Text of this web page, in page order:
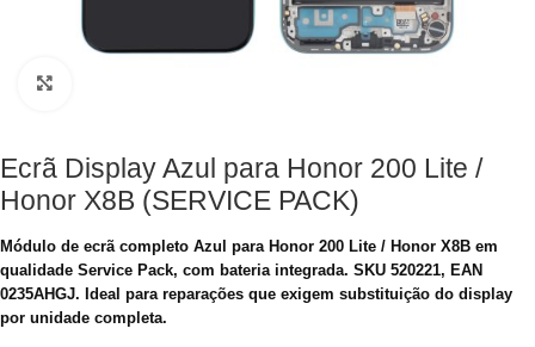
Ecrã Display Azul para Honor 200 Lite /
Honor X8B (SERVICE PACK)
Módulo de ecrã completo Azul para Honor 200 Lite / Honor X8B em
qualidade Service Pack, com bateria integrada. SKU 520221, EAN
0235AHGJ. Ideal para reparações que exigem substituição do display
por unidade completa.